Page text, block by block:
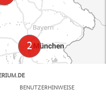
BENUTZERHINWEISE